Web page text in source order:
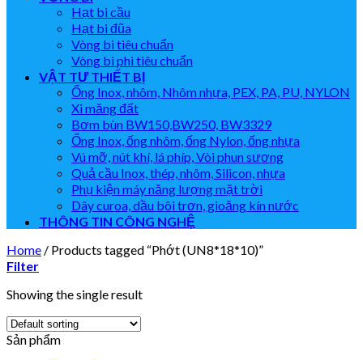
Hạt bi cầu
Hạt bi đũa
Vòng bi tiêu chuẩn
Vòng bi phi tiêu chuẩn
VẬT TƯ THIẾT BỊ
Ống Inox, nhôm, Nhôm nhựa, PEX, PA, PU, NYLON
Xi măng đất
Bơm bùn BW150,BW250, BW3329
Ống Inox, ống nhôm, ống Nylon, ống nhựa
Vú mỡ, nút khí, lá phíp, Vòi phun sương
Quả cầu Inox, thép, nhôm, Silicon, nhựa
Phụ kiện máy năng lượng mặt trời
Dây curoa, dầu bôi trơn, gioăng kín nước
THÔNG TIN CÔNG NGHỆ
Home / Products tagged “Phớt (UN8*18*10)”
Filter
Showing the single result
Sản phẩm